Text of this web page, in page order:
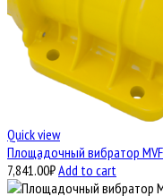
Quick view
Площадочный вибратор
7,841.00₽Add to cart